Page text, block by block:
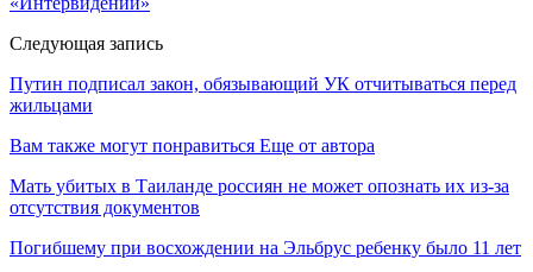
Следующая запись
Путин подписал закон, обязывающий УК отчитываться перед
жильцами
Вам также могут понравиться Еще от автора
Мать убитых в Таиланде россиян не может опознать их из-за
отсутствия документов
Погибшему при восхождении на Эльбрус ребенку было 11 лет